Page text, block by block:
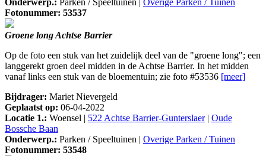
Onderwerp.: Parken / Speeltuinen | Overige Parken / Tuinen
Fotonummer: 53537
Groene long Achtse Barrier
Op de foto een stuk van het zuidelijk deel van de "groene long"; een
langgerekt groen deel midden in de Achtse Barrier. In het midden
vanaf links een stuk van de bloementuin; zie foto #53536 [meer]
Bijdrager: Mariet Nievergeld
Geplaatst op: 06-04-2022
Locatie 1.: Woensel | 522 Achtse Barrier-Gunterslaer| Oude
Bossche Baan
Onderwerp.: Parken / Speeltuinen | Overige Parken / Tuinen
Fotonummer: 53548